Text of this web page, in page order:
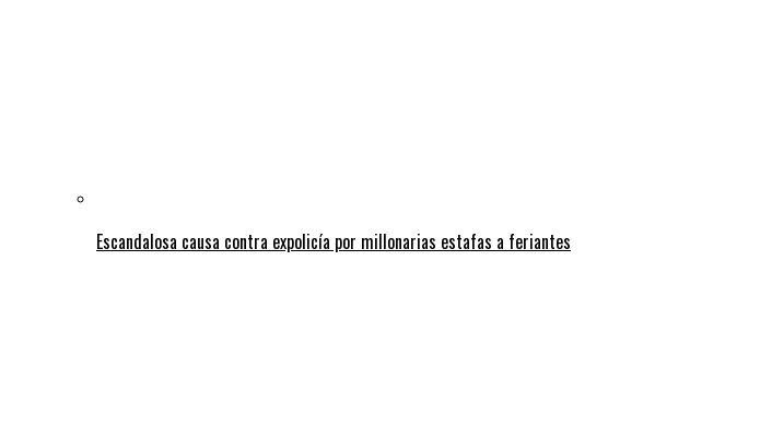
Escandalosa causa contra expolicía por millonarias estafas a feriantes